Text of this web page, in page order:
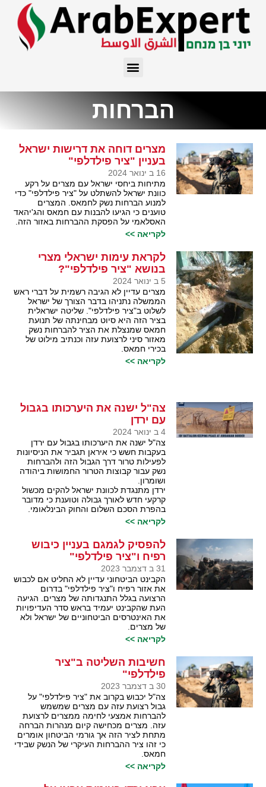
הברחות
מצרים דוחה את דרישות ישראל
בעניין "ציר פילדלפי"
16 ב ינואר 2024
מתיחות ביחסי ישראל עם מצרים על רקע
כוונת ישראל להשתלט על "ציר פילדלפי" כדי
למנוע הברחות נשק לחמאס. המצרים
טוענים כי הגיעו להבנות עם חמאס והג'יהאד
האסלאמי על הפסקת ההברחות באזור הזה.
לקריאה >>
לקראת עימות ישראלי מצרי
בנושא "ציר פילדלפי"?
5 ב ינואר 2024
מצרים עדיין לא הגיבה רשמית על דברי ראש
הממשלה נתניהו בדבר הצורך של ישראל
לשלוט ב"ציר פילדלפי". שליטה ישראלית
בציר הזה היא סיוט מבחינתה של תנועת
חמאס שמנצלת את הציר להברחות נשק
מאזור סיני לרצועת עזה וכנתיב מילוט של
בכירי חמאס.
לקריאה >>
צה"ל ישנה את היערכותו בגבול
עם ירדן
4 ב ינואר 2024
צה"ל ישנה את היערכותו בגבול עם ירדן
בעקבות חשש כי איראן תגביר את הניסיונות
לפעילות טרור דרך הגבול הזה ולהברחות
נשק עבור קבוצות הטרור החמושות ביהודה
ושומרון.
ירדן מתנגדת לכוונת ישראל להקים מכשול
קרקעי חדש לאורך גבולה וטוענת כי מדובר
בהפרת הסכם השלום והחוק הבינלאומי.
לקריאה >>
להפסיק לגמגם בעניין כיבוש
רפיח ו"ציר פילדלפי"
31 ב דצמבר 2023
הקבינט הביטחוני עדיין לא החליט אם לכבוש
את אזור רפיח ו"ציר פילדלפי" בדרום
הרצועה בגלל התנגדותה של מצרים. הגיעה
העת שהקבינט יעמיד בראש סדר העדיפויות
את האינטרסים הביטחוניים של ישראל ולא
של מצרים.
לקריאה >>
חשיבות השליטה ב"ציר
פילדלפי"
30 ב דצמבר 2023
צה"ל יכבוש בקרוב את "ציר פילדלפי" על
גבול רצועת עזה עם מצרים שמשמש
להברחות אמצעי לחימה ממצרים לרצועת
עזה. מצרים מכחישה קיום מנהרות הברחה
מתחת לציר הזה אך גורמי הביטחון אומרים
כי זהו ציר ההברחות העיקרי של הנשק שבידי
חמאס.
לקריאה >>